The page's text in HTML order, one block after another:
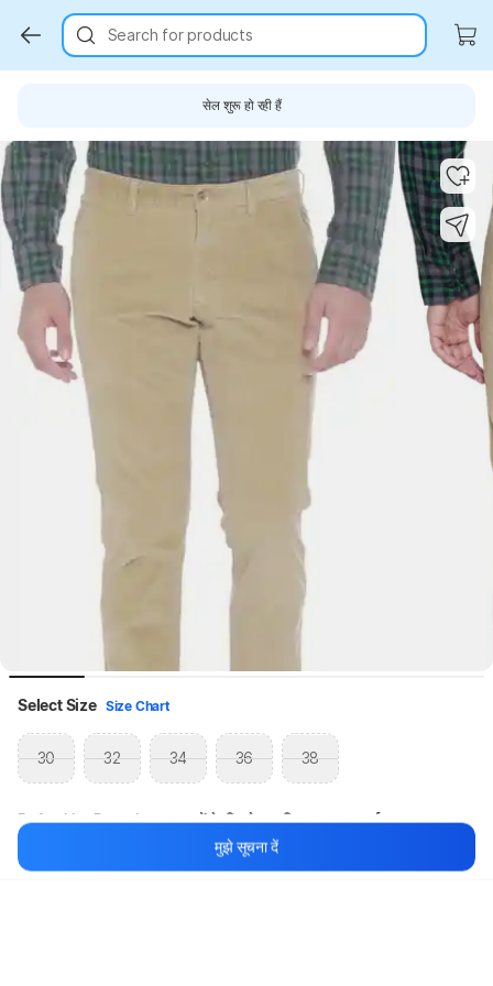
Search for products
सेल शुरू हो रही हैं
Key Highlights Key Highlights
Select Size Size Chart
30 32 34 36 38
Byford by Pantaloons पुरुषों के लिए रेगुलर फ़िट भूरा ट्राउज़र्स
थोड़ा इंतज़ार करें, कॉन्टेंट लोड हो रहा है
मुझे सूचना दें